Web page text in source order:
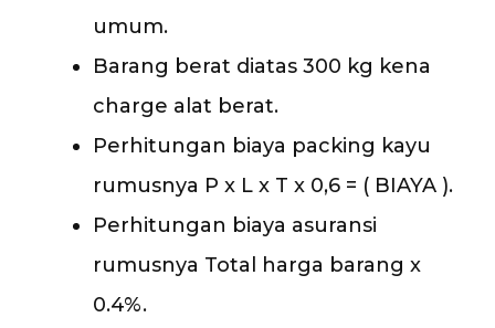
umum.
Barang berat diatas 300 kg kena
charge alat berat.
Perhitungan biaya packing kayu
rumusnya P x L x T x 0,6 = ( BIAYA ).
Perhitungan biaya asuransi
rumusnya Total harga barang x
0.4%.